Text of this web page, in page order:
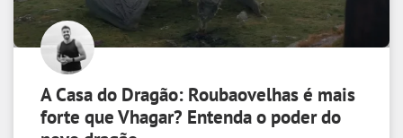
A Casa do Dragão: Roubaovelhas é mais
forte que Vhagar? Entenda o poder do